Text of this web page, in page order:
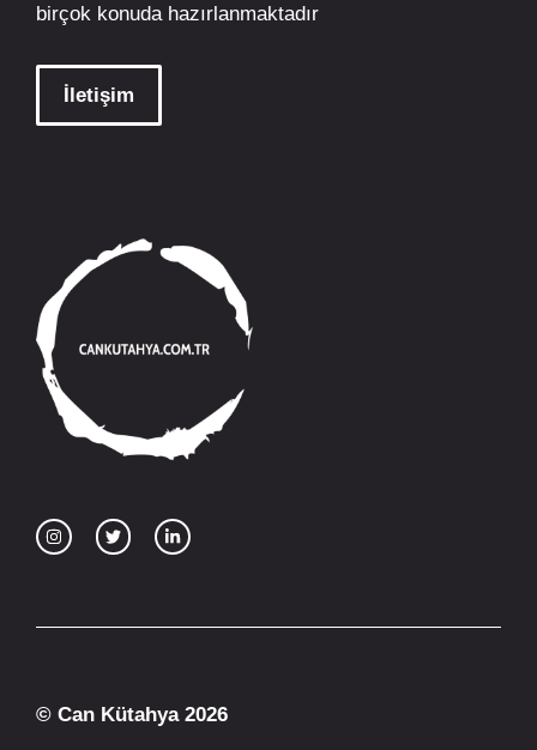
birçok konuda hazırlanmaktadır
İletişim
© Can Kütahya 2026